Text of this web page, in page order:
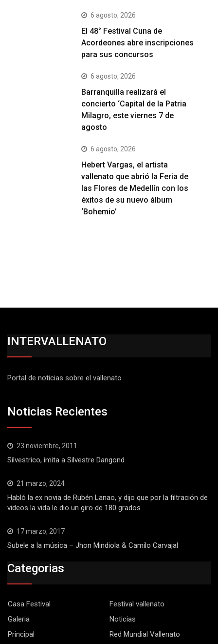
6 agosto, 2026
El 48° Festival Cuna de
Acordeones abre inscripciones
para sus concursos
6 agosto, 2026
Barranquilla realizará el
concierto ‘Capital de la Patria
Milagro, este viernes 7 de
agosto
6 agosto, 2026
Hebert Vargas, el artista
vallenato que abrió la Feria de
las Flores de Medellín con los
éxitos de su nuevo álbum
‘Bohemio’
INTERVALLENATO
Portal de noticias sobre el vallenato
Noticias Recientes
23 noviembre, 2011
Silvestrico, imita a Silvestre Dangond
21 marzo, 2024
Habló la ex novia de Rubén Lanao, y dijo que por la filtración de
videos la vida le dio un giro de 180 grados
17 marzo, 2017
Subele a la música – Jhon Mindiola & Camilo Carvajal
Categorias
Casa Festival
Festival vallenato
Galeria
Noticias
Principal
Red Mundial Vallenato